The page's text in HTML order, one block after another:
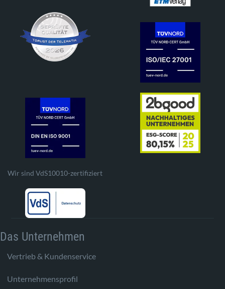
Wir sind VdS10010-zertifiziert
Das Unternehmen
Vertrieb & Kundenservice
Unternehmensprofil